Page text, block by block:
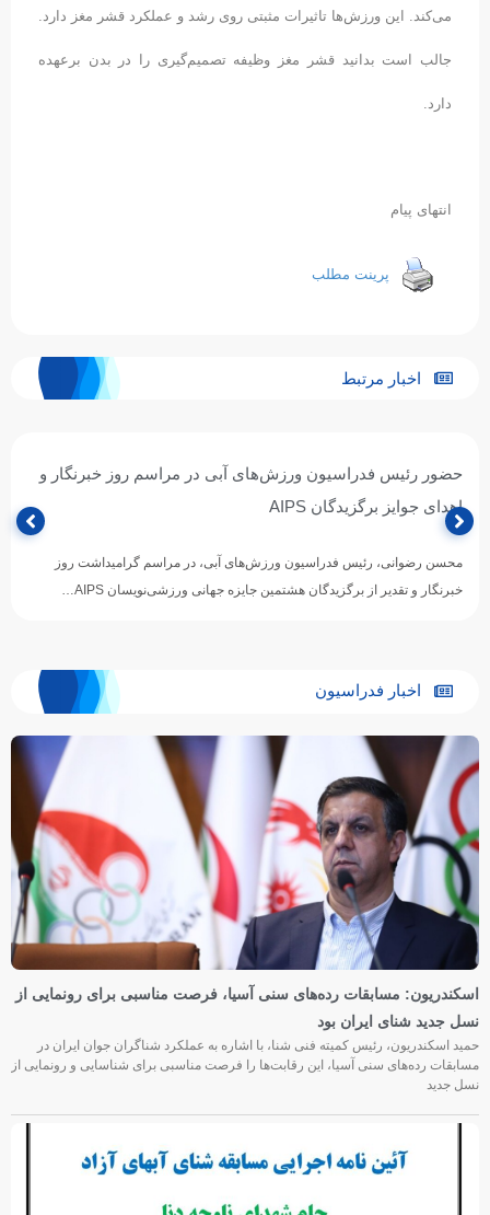
می‌کند. این ورزش‌ها تاثیرات مثبتی روی رشد و عملکرد قشر مغز دارد.
جالب است بدانید قشر مغز وظیفه تصمیم‌گیری را در بدن برعهده
دارد.
انتهای پیام
پرینت مطلب
اخبار مرتبط
حضور رئیس فدراسیون ورزش‌های آبی در مراسم روز خبرنگار و
اهدای جوایز برگزیدگان AIPS
محسن رضوانی، رئیس فدراسیون ورزش‌های آبی، در مراسم گرامیداشت روز
خبرنگار و تقدیر از برگزیدگان هشتمین جایزه جهانی ورزشی‌نویسان AIPS…
اخبار فدراسیون
اسکندریون: مسابقات رده‌های سنی آسیا، فرصت مناسبی برای رونمایی از
نسل جدید شنای ایران بود
حمید اسکندریون، رئیس کمیته فنی شنا، با اشاره به عملکرد شناگران جوان ایران در
مسابقات رده‌های سنی آسیا، این رقابت‌ها را فرصت مناسبی برای شناسایی و رونمایی از
نسل جدید